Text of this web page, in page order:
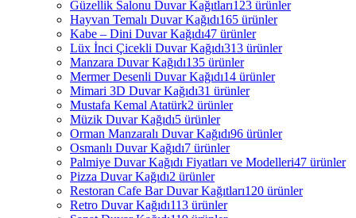
Güzellik Salonu Duvar Kağıtları123 ürünler
Hayvan Temalı Duvar Kağıdı165 ürünler
Kabe – Dini Duvar Kağıdı47 ürünler
Lüx İnci Çicekli Duvar Kağıdı313 ürünler
Manzara Duvar Kağıdı135 ürünler
Mermer Desenli Duvar Kağıdı14 ürünler
Mimari 3D Duvar Kağıdı31 ürünler
Mustafa Kemal Atatürk2 ürünler
Müzik Duvar Kağıdı5 ürünler
Orman Manzaralı Duvar Kağıdı96 ürünler
Osmanlı Duvar Kağıdı7 ürünler
Palmiye Duvar Kağıdı Fiyatları ve Modelleri47 ürünler
Pizza Duvar Kağıdı2 ürünler
Restoran Cafe Bar Duvar Kağıtları120 ürünler
Retro Duvar Kağıdı113 ürünler